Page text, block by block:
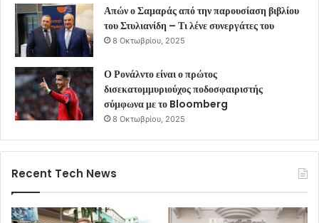
Απών ο Σαμαράς από την παρουσίαση βιβλίου
του Στυλιανίδη – Τι λένε συνεργάτες του
8 Οκτωβρίου, 2025
Ο Ρονάλντο είναι ο πρώτος
δισεκατομμυριούχος ποδοσφαιριστής
σύμφωνα με το Bloomberg
8 Οκτωβρίου, 2025
Recent Tech News